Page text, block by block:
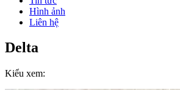
Hình ảnh
Liên hệ
Delta
Kiểu xem: